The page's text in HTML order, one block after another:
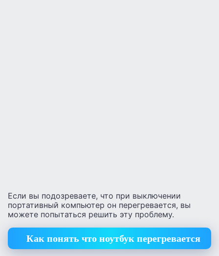
Если вы подозреваете, что при выключении
портативный компьютер он перегревается, вы
можете попытаться решить эту проблему.
Как понять что ноутбук перегревается